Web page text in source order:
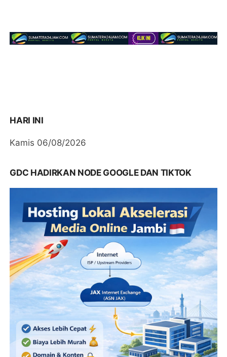
HARI INI
Kamis 06/08/2026
GDC HADIRKAN NODE GOOGLE DAN TIKTOK